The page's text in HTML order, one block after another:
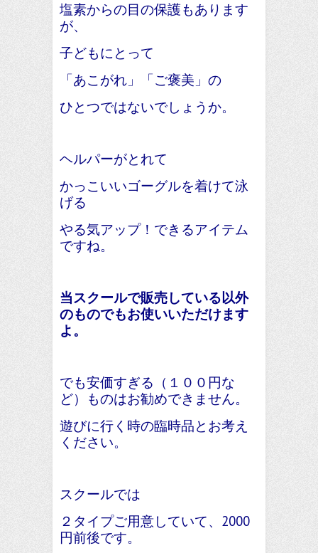
塩素からの目の保護もあります
が、
子どもにとって
「あこがれ」「ご褒美」の
ひとつではないでしょうか。
ヘルパーがとれて
かっこいいゴーグルを着けて泳
げる
やる気アップ！できるアイテム
ですね。
当スクールで販売している以外
のものでもお使いいただけます
よ。
でも安価すぎる（１００円な
ど）ものはお勧めできません。
遊びに行く時の臨時品とお考え
ください。
スクールでは
２タイプご用意していて、2000
円前後です。